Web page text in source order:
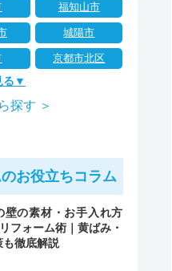
福知山市
城陽市
京都市北区
る▼
探す ＞
お役立ちコラム
壁の素材・お手入れ方
フォーム術｜黄ばみ・
も徹底解説